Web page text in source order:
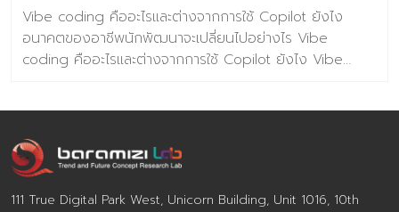
Vibe coding คืออะไรและต่างจากการใช้ Copilot ยังไง
อนาคตของอาชีพนักพัฒนาจะเปลี่ยนไปอย่างไร Vibe
coding คืออะไรและต่างจากการใช้ Copilot ยังไง Vibe
และมีความสร้างสรรค์สูง ไม่จำเป็นต้องเขียนโค้ดทีละบรรทัด
ส่วน GitHub Copilot คือหนึ่งในเครื่องมือ AI ที่ช่วยแนะนำ
111 True Digital Park West, Unicorn Building, Unit 1016, 10th